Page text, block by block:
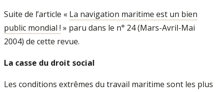
Suite de l’article « La navigation maritime est un bien
public mondial ! » paru dans le n° 24 (Mars-Avril-Mai
2004) de cette revue.
La casse du droit social
Les conditions extrêmes du travail maritime sont les plus